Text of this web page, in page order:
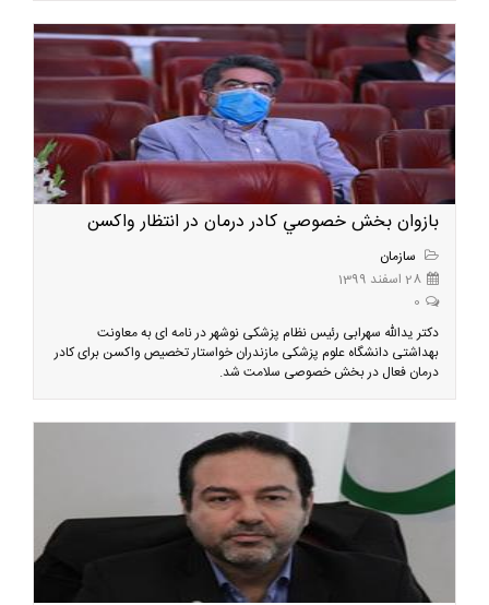
بازوان بخش خصوصي كادر درمان در انتظار واكسن
سازمان
28 اسفند 1399
0
دکتر یدالله سهرابی رئیس نظام پزشکی نوشهر در نامه ای به معاونت
بهداشتی دانشگاه علوم پزشکی مازندران خواستار تخصیص واکسن برای کادر
درمان فعال در بخش خصوصی سلامت شد.